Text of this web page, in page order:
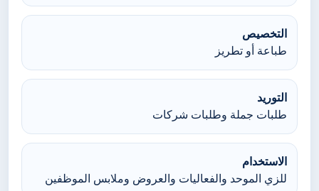
التخصيص
طباعة أو تطريز
التوريد
طلبات جملة وطلبات شركات
الاستخدام
للزي الموحد والفعاليات والعروض وملابس الموظفين